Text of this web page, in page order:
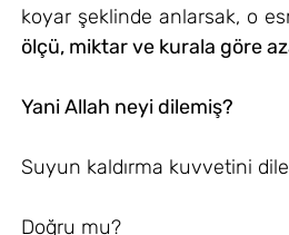
koyar şeklinde anlarsak, o
ölçü, miktar ve kurala göre
Yani Allah neyi dilemiş?
Suyun kaldırma kuvvetini
Doğru mu?